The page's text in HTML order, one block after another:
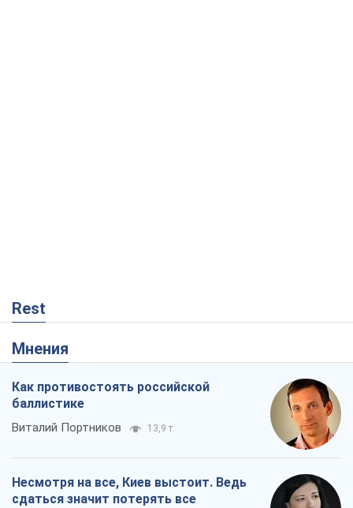
Rest
Мнения
Как противостоять российской
баллистике
Виталий Портников 13,9 т.
Несмотря на все, Киев выстоит. Ведь
сдаться значит потерять все